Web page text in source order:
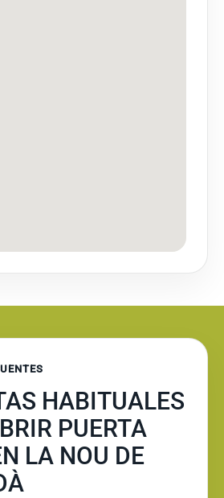
HABITUALES
PUERTA
LA NOU DE